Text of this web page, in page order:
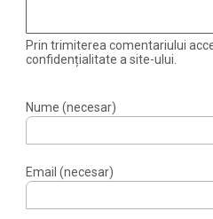
Prin trimiterea comentariului
confidențialitate a site-ului.
Nume (necesar)
Email (necesar)